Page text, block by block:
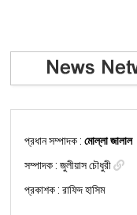
প্রধান সম্পাদক :মোল্লা জালাল
সম্পাদক :জুলীয়াস চৌধুরী
প্রকাশক : রাফিদ হাসিম